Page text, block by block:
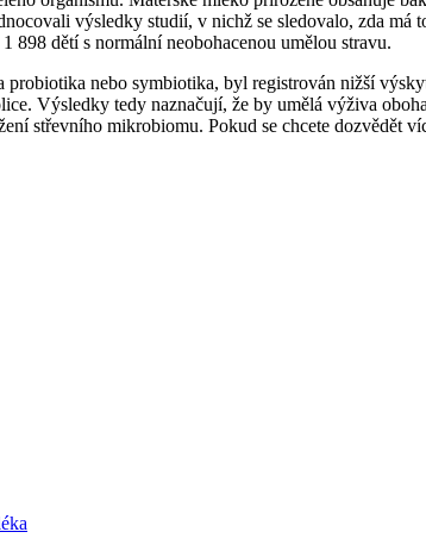
výsledky studií, v nichž se sledovalo, zda má
dětí s normální neobohacenou umělou stravu.
nebo symbiotika, byl registrován nižší
Výsledky tedy naznačují, že by umělá výživa
střevního mikrobiomu. Pokud se chcete dozvědět